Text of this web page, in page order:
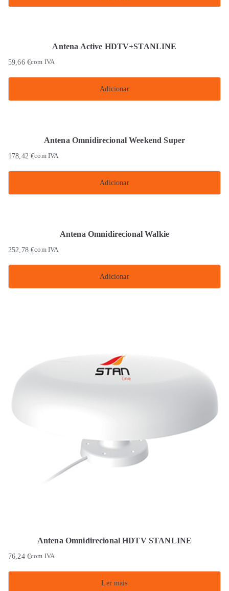
chosen
product
page
Antena Active HDTV+STANLINE
59,66 €com IVA
Adicionar
Antena Omnidirecional Weekend Super
178,42€com IVA
Adicionar
Antena Omnidirecional Walkie
252,78€com IVA
Adicionar
Antena Omnidirecional HDTV STANLINE
76,24 €com IVA
Ler mais